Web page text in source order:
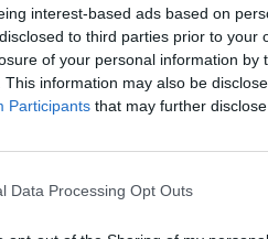
interest-based ads based on
to third parties prior to
of your personal information by
This information may also be
Participants that may further
Data Processing Opt Outs
jazz zasedba 21
univerz iz zveznih držav
ameriškega